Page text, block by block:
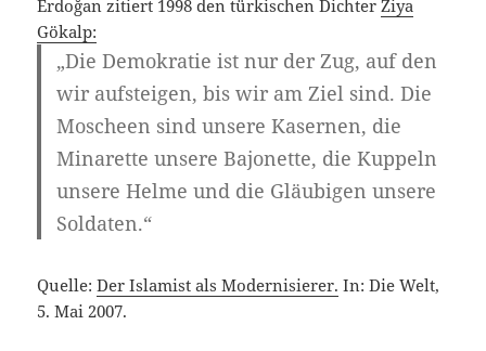
Erdoğan zitiert 1998 den türkischen DichterZiya
Gökalp:
„Die Demokratie ist nur der Zug, auf den
wir aufsteigen, bis wir am Ziel sind. Die
Moscheen sind unsere Kasernen, die
Minarette unsere Bajonette, die Kuppeln
unsere Helme und die Gläubigen unsere
Soldaten.“
Quelle:Der Islamist als Modernisierer. In: Die Welt,
5. Mai 2007.